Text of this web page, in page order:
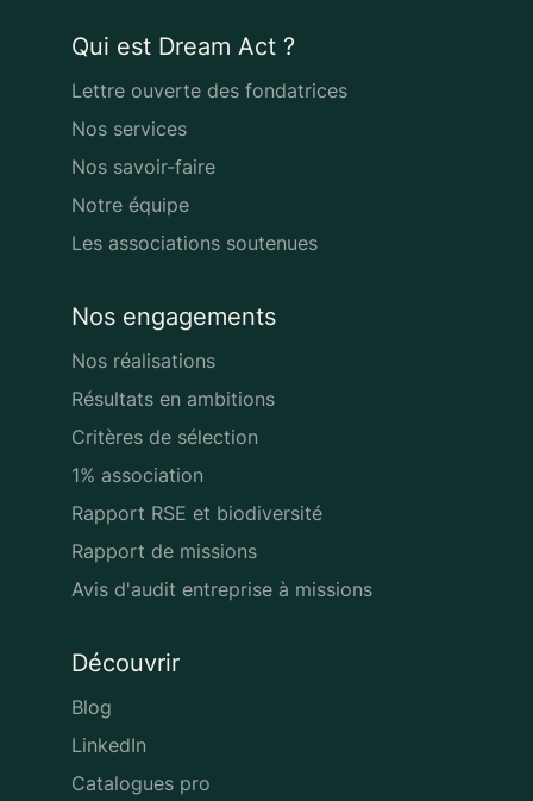
Qui est Dream Act ?
Lettre ouverte des fondatrices
Nos services
Nos savoir-faire
Notre équipe
Les associations soutenues
Nos engagements
Nos réalisations
Résultats en ambitions
Critères de sélection
1% association
Rapport RSE et biodiversité
Rapport de missions
Avis d'audit entreprise à missions
Découvrir
Blog
LinkedIn
Catalogues pro